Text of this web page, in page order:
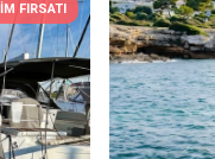
FIRSATI